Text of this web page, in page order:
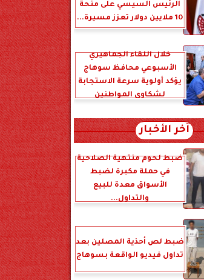
الرئيس السيسي على منحة
10 ملايين دولار تعزز مسيرة...
خلال اللقاء الجماهيري
الأسبوعي محافظ سوهاج
يؤكد أولوية سرعة الاستجابة
لشكاوى المواطنين
آخر الأخبار
ضبط لحوم منتهية الصلاحية
في حملة مكبرة لضبط
الأسواق معدة للبيع
والتداول...
ضبط لص أحذية المصلين بعد
تداول فيديو الواقعة بسوهاج